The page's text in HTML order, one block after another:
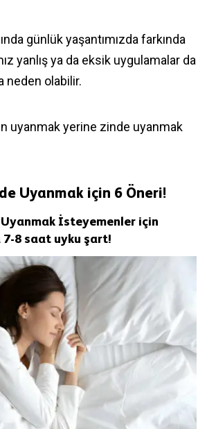
günlük yaşantımızda farkında
yanlış ya da eksik uygulamalar da
neden olabilir.
uyanmak yerine zinde uyanmak
Uyanmak için 6 Öneri!
İsteyemenler için
8 saat uyku şart!